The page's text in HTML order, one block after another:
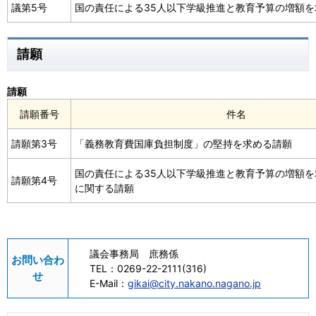
議第5号 国の責任による35人以下学級推進と教育予算の増額
請願
請願番号 件名
請願
請願第3号 「義務教育費国庫負担制度」の堅持を求める請願
請願第4号
国の責任による35人以下学級推進と教育予算の増額
に関する請願
お問い合わ
せ
議会事務局 庶務係
TEL： 0269-22-2111(316)
E-Mail： gikai@city.nakano.nagano.jp